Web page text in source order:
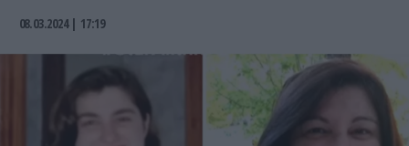
08.03.2024 | 17:19